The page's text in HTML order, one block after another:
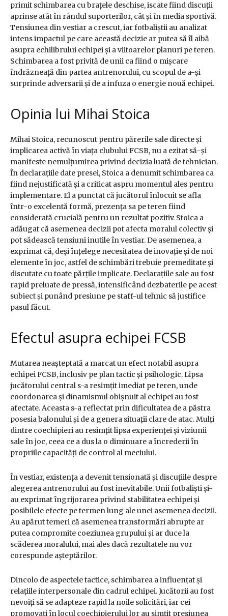
primit schimbarea cu brațele deschise, iscate fiind discuții
aprinse atât în rândul suporterilor, cât și în media sportivă.
Tensiunea din vestiar a crescut, iar fotbaliștii au analizat
intens impactul pe care această decizie ar putea să îl aibă
asupra echilibrului echipei și a viitoarelor planuri pe teren.
Schimbarea a fost privită de unii ca fiind o mișcare
îndrăzneață din partea antrenorului, cu scopul de a-și
surprinde adversarii și de a infuza o energie nouă echipei.
Opinia lui Mihai Stoica
Mihai Stoica, recunoscut pentru părerile sale directe și
implicarea activă în viața clubului FCSB, nu a ezitat să-și
manifeste nemulțumirea privind decizia luată de tehnician.
În declarațiile date presei, Stoica a denumit schimbarea ca
fiind nejustificată și a criticat aspru momentul ales pentru
implementare. El a punctat că jucătorul înlocuit se afla
într-o excelentă formă, prezența sa pe teren fiind
considerată crucială pentru un rezultat pozitiv. Stoica a
adăugat că asemenea decizii pot afecta moralul colectiv și
pot sădească tensiuni inutile în vestiar. De asemenea, a
exprimat că, deși înțelege necesitatea de inovație și de noi
elemente în joc, astfel de schimbări trebuie premeditate și
discutate cu toate părțile implicate. Declarațiile sale au fost
rapid preluate de pressă, intensificând dezbaterile pe acest
subiect și punând presiune pe staff-ul tehnic să justifice
pasul făcut.
Efectul asupra echipei FCSB
Mutarea neașteptată a marcat un efect notabil asupra
echipei FCSB, inclusiv pe plan tactic și psihologic. Lipsa
jucătorului central s-a resimțit imediat pe teren, unde
coordonarea și dinamismul obișnuit al echipei au fost
afectate. Aceasta s-a reflectat prin dificultatea de a păstra
posesia balonului și de a genera situații clare de atac. Mulți
dintre coechipieri au resimțit lipsa experienței și viziunii
sale în joc, ceea ce a dus la o diminuare a încrederii în
propriile capacități de control al meciului.
În vestiar, existența a devenit tensionată și discuțiile despre
alegerea antrenorului au fost inevitabile. Unii fotbaliști și-
au exprimat îngrijorarea privind stabilitatea echipei și
posibilele efecte pe termen lung ale unei asemenea decizii.
Au apărut temeri că asemenea transformări abrupte ar
putea compromite coeziunea grupului și ar duce la
scăderea moralului, mai ales dacă rezultatele nu vor
corespunde așteptărilor.
Dincolo de aspectele tactice, schimbarea a influențat și
relațiile interpersonale din cadrul echipei. Jucătorii au fost
nevoiți să se adapteze rapid la noile solicitări, iar cei
promovați în locul coechipierului lor au simțit presiunea